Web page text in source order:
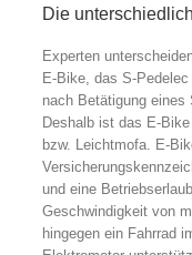
Die
Experten
E-Bike, das S-
nach Betätigung eines
Deshalb ist das E-
bzw. Leichtmofa. E-
und eine
Geschwindigkeit von
hingegen ein Fahrrad